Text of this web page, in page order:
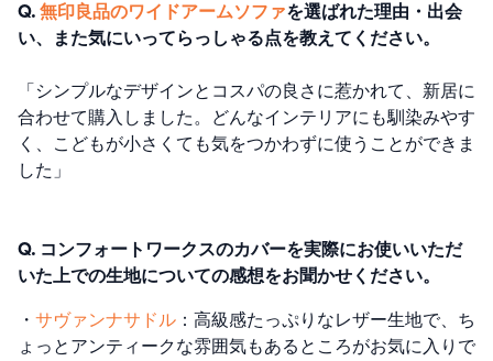
Q. 無印良品のワイドアームソファを選ばれた理由・出会
い、また気にいってらっしゃる点を教えてください。
「シンプルなデザインとコスパの良さに惹かれて、新居に
合わせて購入しました。
どんなインテリアにも馴染みやす
く、こどもが小さくても気をつかわずに使うことができま
した」
Q. コンフォートワークスのカバーを実際にお使いいただ
いた上での生地についての感想をお聞かせください。
・ サヴァンナサドル ：高級感たっぷりなレザー生地で、ち
ょっとアンティークな雰囲気もあるところがお気に入りで